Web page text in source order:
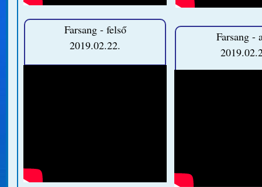
Farsang - felső
2019.02.22.
Farsang -